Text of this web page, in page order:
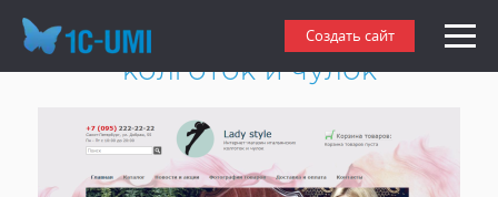
Создать сайт
Создать интернет-магазин
колготок и чулок